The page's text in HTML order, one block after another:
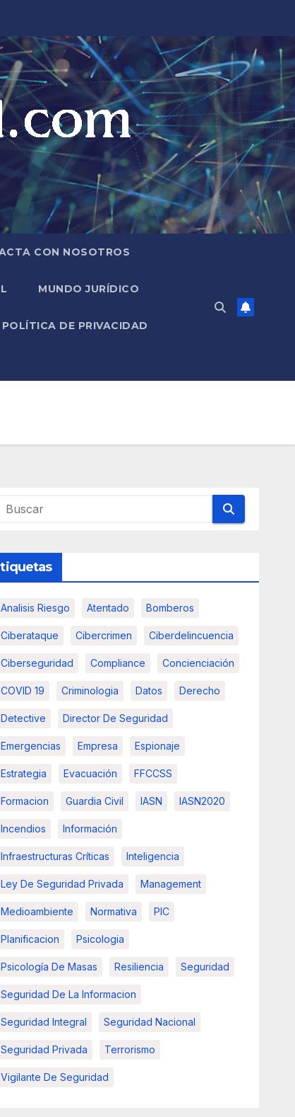
CON NOSOTROS
MUNDO JURÍDICO
POLÍTICA DE PRIVACIDAD
Analisis Riesgo Atentado Bomberos
Ciberataque Cibercrimen Ciberdelincuencia
Ciberseguridad Compliance Concienciación
COVID 19 Criminologia Datos Derecho
Detective Director De Seguridad
Emergencias Empresa Espionaje
Estrategia Evacuación FFCCSS
Formacion Guardia Civil IASN IASN2020
Incendios Información
Infraestructuras Críticas Inteligencia
Ley De Seguridad Privada Management
Medioambiente Normativa PIC
Planificacion Psicologia
Psicología De Masas Resiliencia Seguridad
Seguridad De La Informacion
Seguridad Integral Seguridad Nacional
Seguridad Privada Terrorismo
Vigilante De Seguridad